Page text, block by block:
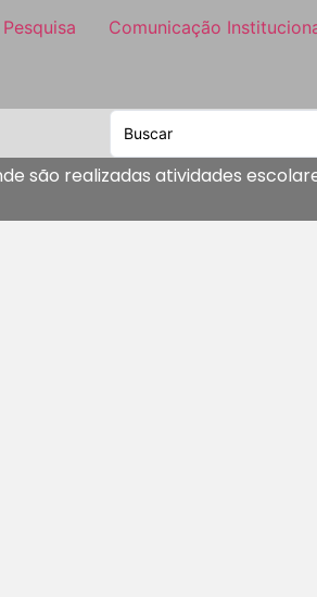
Comunicação
são realizadas atividades